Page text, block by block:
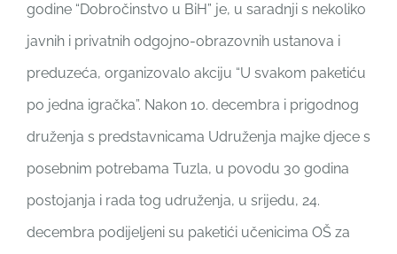
godine “Dobročinstvo u BiH” je, u saradnji s nekoliko
javnih i privatnih odgojno-obrazovnih ustanova i
preduzeća, organizovalo akciju “U svakom paketiću
po jedna igračka”. Nakon 10. decembra i prigodnog
druženja s predstavnicama Udruženja majke djece s
posebnim potrebama Tuzla, u povodu 30 godina
postojanja i rada tog udruženja, u srijedu, 24.
decembra podijeljeni su paketići učenicima OŠ za